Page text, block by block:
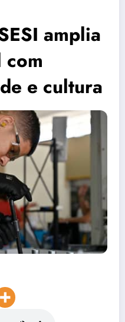
amplia
e cultura